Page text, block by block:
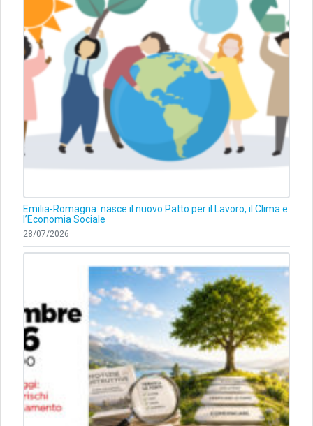
Emilia-Romagna: nasce il nuovo Patto per il Lavoro, il Clima e
l’Economia Sociale
28/07/2026